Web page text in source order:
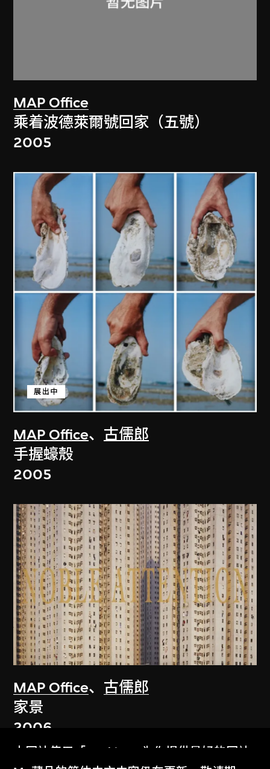
MAP Office
乘着波德萊爾號回家（五號）
2005
MAP Office、 古儒郎
展出中
手握蠔殼
2005
MAP Office、 古儒郎
家景
2006
本网站使用「Cookies」为你提供最好的网站